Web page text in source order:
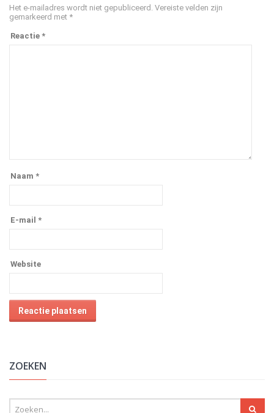
Het e-mailadres wordt niet gepubliceerd. Vereiste velden zijn
gemarkeerd met *
Reactie *
Naam *
E-mail *
Website
ZOEKEN